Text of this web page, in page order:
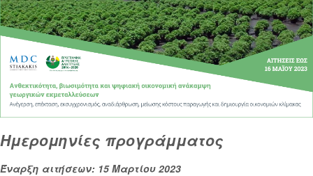
Ημερομηνίες προγράμματος
Έναρξη αιτήσεων: 15 Μαρτίου 2023